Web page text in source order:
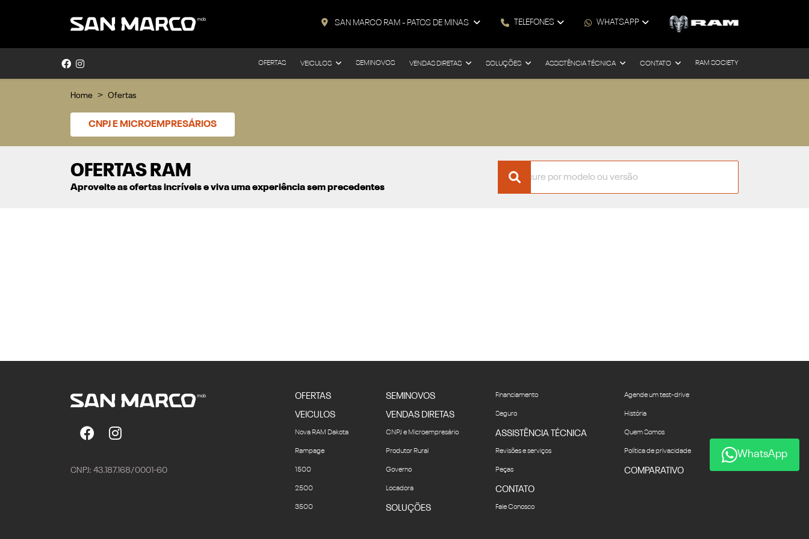
SAN MARCO RAM - PATOS DE MINAS TELEFONES WHATSAPP
OFERTAS VEICULOS SEMINOVOS VENDAS DIRETAS SOLUÇÕES ASSISTÊNCIA TÉCNICA CONTATO RAM SOCIETY
Home Ofertas
CNPJ E MICROEMPRESÁRIOS
OFERTAS RAM
Aproveite as ofertas incríveis e viva uma experiência sem precedentes
CNPJ: 43.187.168/0001-60
OFERTAS
VEICULOS
Nova RAM Dakota
Rampage
1500
2500
3500
SEMINOVOS
VENDAS DIRETAS
CNPJ e Microempresário
Produtor Rural
Governo
Locadora
SOLUÇÕES
Financiamento
Seguro
ASSISTÊNCIA TÉCNICA
Revisões e serviços
Peças
CONTATO
Fale Conosco
Agende um test-drive
História
Quem Somos
Política de privacidade
COMPARATIVO
WhatsApp